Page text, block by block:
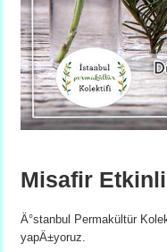
Misafir
Ä°stanbul Permakültür
yapÄ±yoruz.